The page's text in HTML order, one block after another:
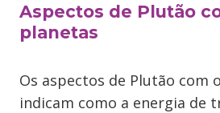
Aspectos de Plutão
planetas
Os aspectos de Plutão com
indicam como a energia de